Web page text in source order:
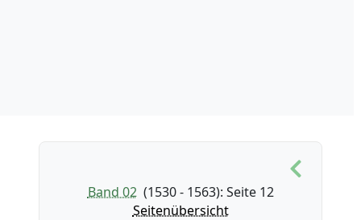
Band 02 (1530 - 1563): Seite 12
Seitenübersicht